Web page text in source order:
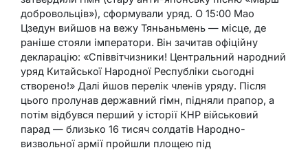
добровольців»), сформували уряд. О 15:00 Мао
Цзедун вийшов на вежу Тяньаньмень — місце, де
раніше стояли імператори. Він зачитав офіційну
декларацію: «Співвітчизники! Центральний народний
уряд Китайської Народної Республіки сьогодні
створено!» Далі йшов перелік членів уряду. Після
цього пролунав державний гімн, підняли прапор, а
потім відбувся перший у історії КНР військовий
парад — близько 16 тисяч солдатів Народно-
визвольної армії пройшли площею під